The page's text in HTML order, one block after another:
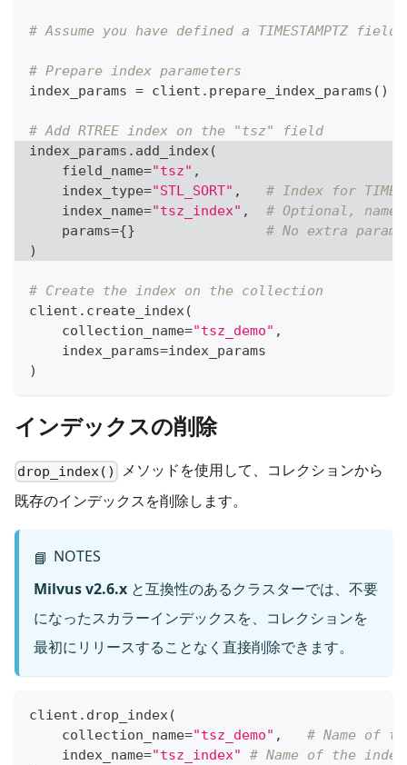
# Assume you have defined a TIMESTAMPTZ
# Prepare index parameters
index_params = client . prepare_index_params ( )
# Add RTREE index on the "tsz" field
index_params . add_index(
    field_name
="tsz" ,
    index_type
="STL_SORT" ,
# Index for
    index_name
="tsz_index" ,
# Optional, name
    params
={}
# No extra params
)
# Create the index on the collection
client . create_index(
    collection_name
="tsz_demo" ,
    index_params
=index_params
)
インデックスの削除
drop_index()
メソッドを使用して、コレクションから
既存のインデックスを削除します。
📘 NOTES
Milvus v2.6.x と互換性のあるクラスターでは、不要
になったスカラーインデックスを、コレクションを
最初にリリースすることなく直接削除できます。
client . drop_index(
    collection_name
="tsz_demo" ,
# Name of
    index_name
="tsz_index"
# Name of the